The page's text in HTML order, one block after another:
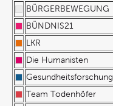
BÜRGERBEWEGUNG
BÜNDNIS21
LKR
Die Humanisten
Gesundheitsforschung
Team Todenhöfer